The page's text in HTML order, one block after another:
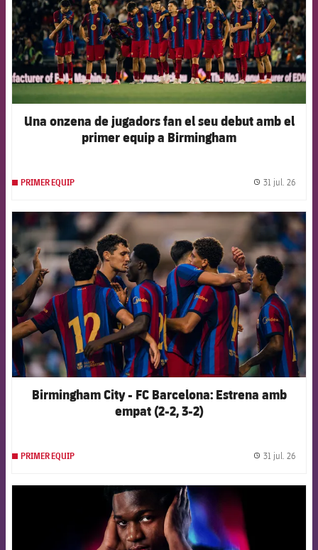
Una onzena de jugadors fan el seu debut amb el
primer equip a Birmingham
PRIMER EQUIP 31 jul. 26
FCB Barcelona badge
Birmingham City - FC Barcelona: Estrena amb
empat (2-2, 3-2)
PRIMER EQUIP 31 jul. 26
FCB Barcelona badge